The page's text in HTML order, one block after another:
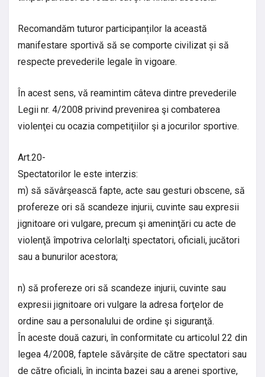
Recomandăm tuturor participanților la această
manifestare sportivă să se comporte civilizat și să
respecte prevederile legale în vigoare.
În acest sens, vă reamintim câteva dintre prevederile
Legii nr. 4/2008 privind prevenirea şi combaterea
violenţei cu ocazia competiţiilor şi a jocurilor sportive.
Art.20-
Spectatorilor le este interzis:
m) să săvârşească fapte, acte sau gesturi obscene, să
profereze ori să scandeze injurii, cuvinte sau expresii
jignitoare ori vulgare, precum şi ameninţări cu acte de
violenţă împotriva celorlalţi spectatori, oficiali, jucători
sau a bunurilor acestora;
n) să profereze ori să scandeze injurii, cuvinte sau
expresii jignitoare ori vulgare la adresa forţelor de
ordine sau a personalului de ordine şi siguranţă.
În aceste două cazuri, în conformitate cu articolul 22 din
legea 4/2008, faptele săvârșite de către spectatori sau
de către oficiali, în incinta bazei sau a arenei sportive,